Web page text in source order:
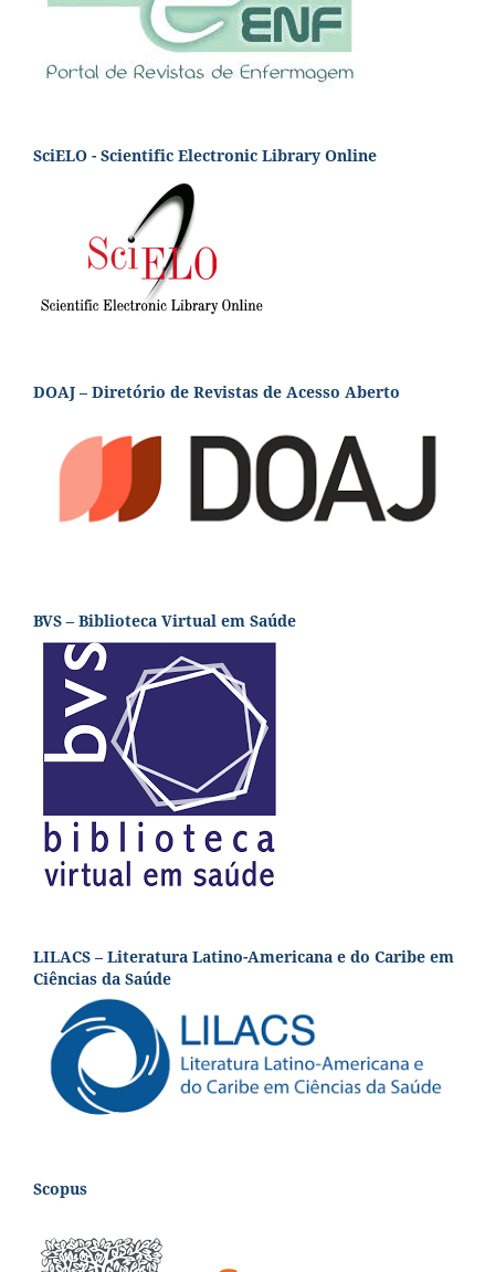
SciELO - Scientific Electronic Library Online
DOAJ – Diretório de Revistas de Acesso Aberto
BVS – Biblioteca Virtual em Saúde
LILACS – Literatura Latino-Americana e do Caribe em
Ciências da Saúde
Scopus